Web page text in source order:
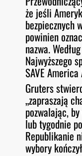
że jeśli
bezpiecznych
powinien
nazwa.
Najwyższego
SAVE
Gruters
„zapraszają
pozwalając,
lub tygodnie
Republikanie
wybory